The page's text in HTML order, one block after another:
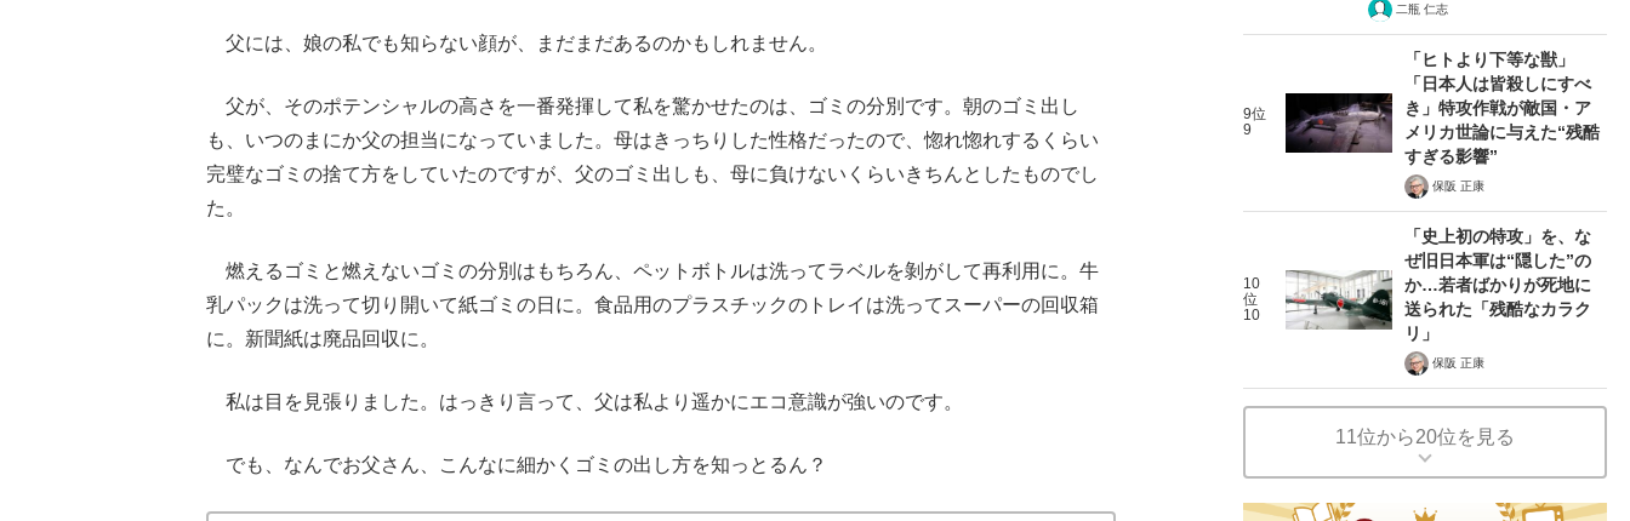
父には、娘の私でも知らない顔が、まだまだあるのかもしれません。
父が、そのポテンシャルの高さを一番発揮して私を驚かせたのは、ゴミの分別です。朝のゴミ出し
も、いつのまにか父の担当になっていました。母はきっちりした性格だったので、惚れ惚れするくらい
完璧なゴミの捨て方をしていたのですが、父のゴミ出しも、母に負けないくらいきちんとしたものでし
た。
燃えるゴミと燃えないゴミの分別はもちろん、ペットボトルは洗ってラベルを剝がして再利用に。牛
乳パックは洗って切り開いて紙ゴミの日に。食品用のプラスチックのトレイは洗ってスーパーの回収箱
に。新聞紙は廃品回収に。
私は目を見張りました。はっきり言って、父は私より遥かにエコ意識が強いのです。
でも、なんでお父さん、こんなに細かくゴミの出し方を知っとるん？
二瓶 仁志
9位
9
「ヒトより下等な獣」
「日本人は皆殺しにすべ
き」特攻作戦が敵国・ア
メリカ世論に与えた“残酷
すぎる影響”
保阪 正康
10
位
10
「史上初の特攻」を、な
ぜ旧日本軍は“隠した”の
か…若者ばかりが死地に
送られた「残酷なカラク
リ」
保阪 正康
11位から20位を見る